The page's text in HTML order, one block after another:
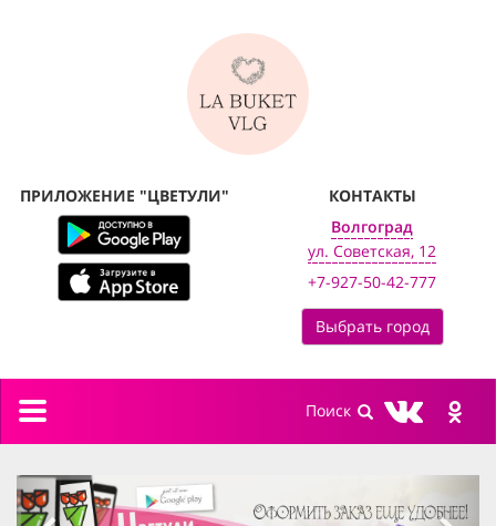
ПРИЛОЖЕНИЕ "ЦВЕТУЛИ"
КОНТАКТЫ
Волгоград
ул. Советская, 12
+7-927-50-42-777
Выбрать город
Toggle
previous